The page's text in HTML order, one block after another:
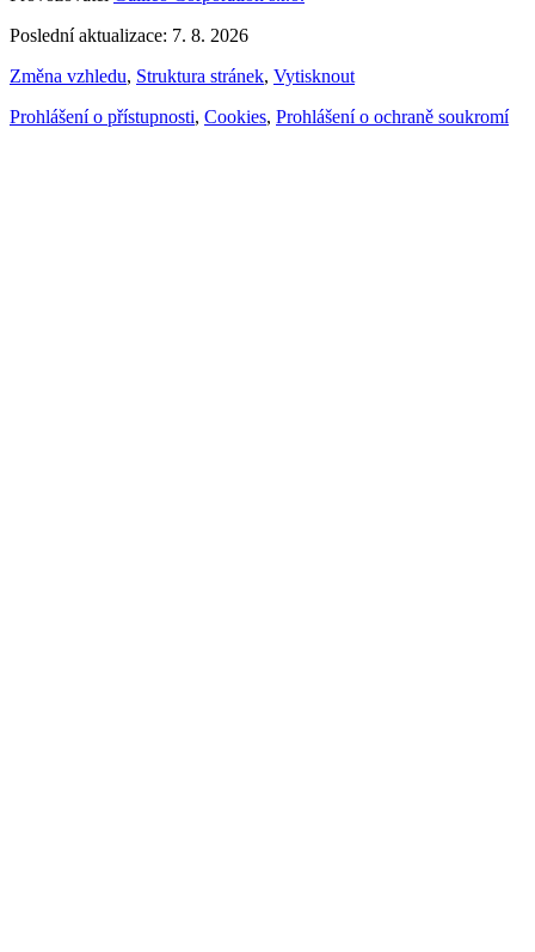
Poslední aktualizace: 7. 8. 2026
Změna vzhledu, Struktura stránek, Vytisknout
Prohlášení o přístupnosti, Cookies, Prohlášení o ochraně soukromí